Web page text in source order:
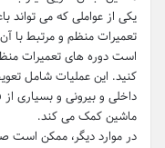
یکی از عواملی که می
تعمیرات منظم و مرتبط با
است دوره های تعمیرات
کنید. این عملیات شامل
داخلی و بیرونی و بسیاری
ماشین کمک می کند.
در موارد دیگر، ممکن است